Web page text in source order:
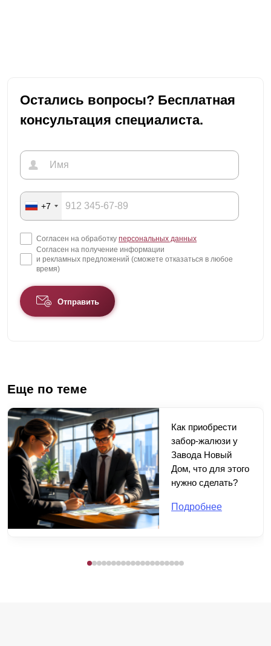
Остались вопросы? Бесплатная
консультация специалиста.
+7
Согласен на обработку персональных данных
Согласен на получение информации
и рекламных предложений (сможете отказаться в любое
время)
Отправить
Еще по теме
Как приобрести
забор-жалюзи у
Завода Новый
Дом, что для этого
нужно сделать?
Подробнее